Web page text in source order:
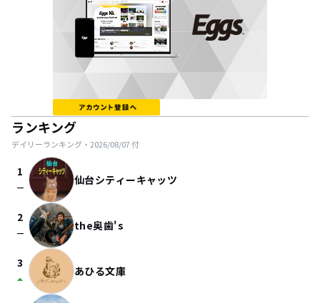
ランキング
デイリーランキング・ 2026/08/07付
1
check_indeterminate_small 仙台シティーキャッツ
2
check_indeterminate_small the奥歯's
3
arrow_drop_up あひる文庫